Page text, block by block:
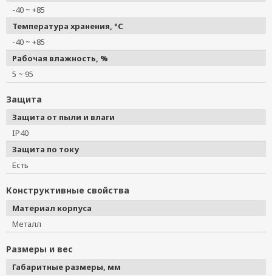
-40 ~ +85
Температура хранения, °C
-40 ~ +85
Рабочая влажность, %
5 ~ 95
Защита
Защита от пыли и влаги
IP40
Защита по току
Есть
Конструктивные свойства
Материал корпуса
Металл
Размеры и вес
Габаритные размеры, мм